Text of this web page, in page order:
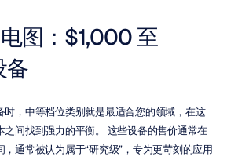
图：$1,000 至
备
时，中等档位类别就是最适合您的领域，在这
之间找到强力的平衡。 这些设备的售价通常在
通常被认为属于“研究级”，专为更苛刻的应用